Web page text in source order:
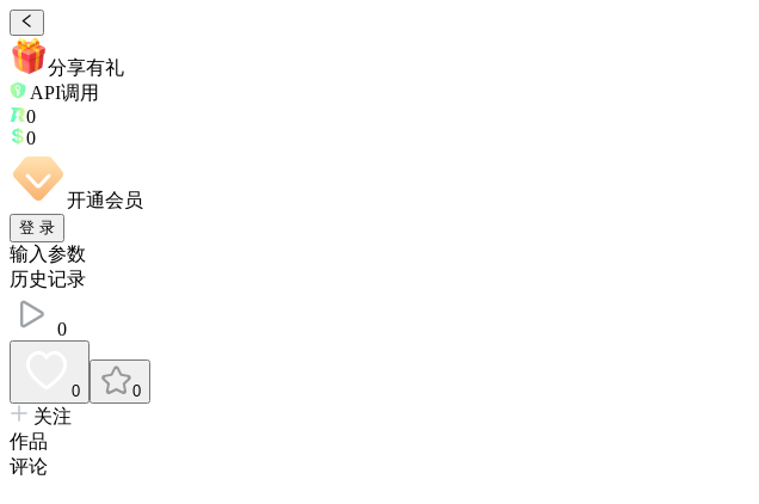
分享有礼
API调用
0
0
开通会员
登 录
输入参数
历史记录
0
0 0
关注
作品
评论